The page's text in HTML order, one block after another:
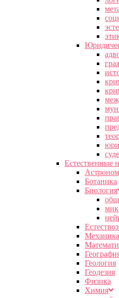
Естественные
Ботаника
Биология
Механика
Геология
Геодезия
Физика
Химия